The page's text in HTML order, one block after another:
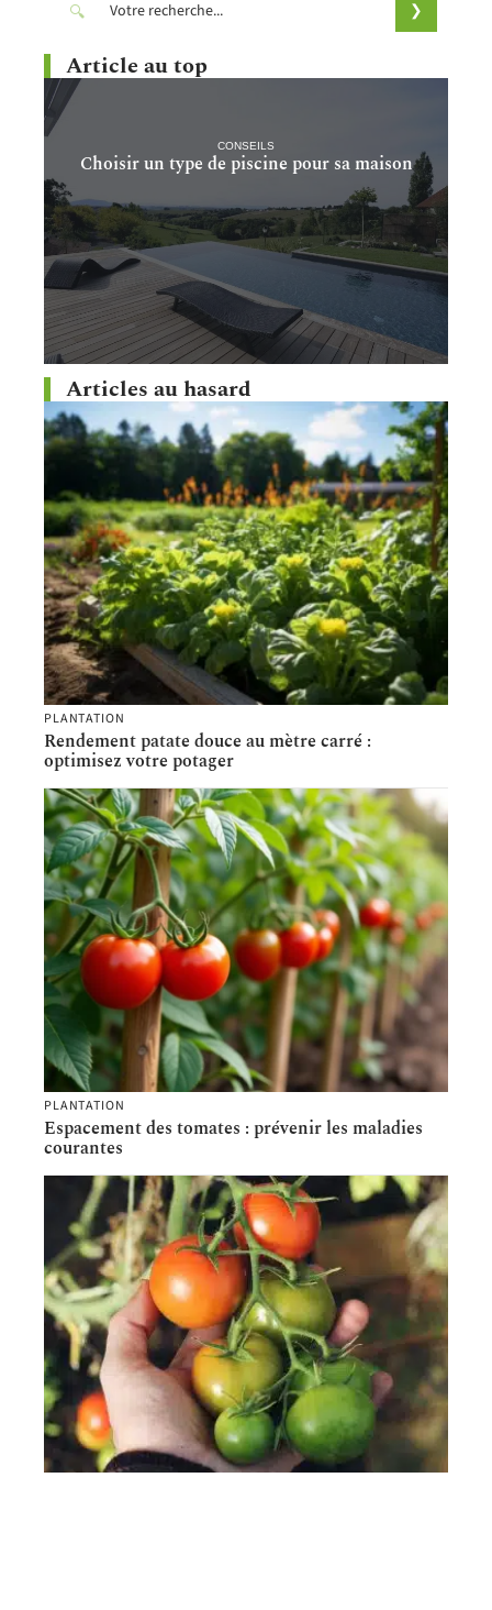
Article au top
CONSEILS
Choisir un type de piscine pour sa maison
Articles au hasard
PLANTATION
Rendement patate douce au mètre carré :
optimisez votre potager
PLANTATION
Espacement des tomates : prévenir les maladies
courantes